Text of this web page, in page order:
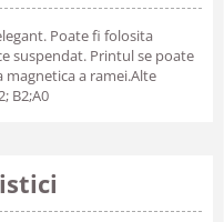
Poate fi folosita
suspendat. Printul se poate
a ramei.Alte
B2;A0